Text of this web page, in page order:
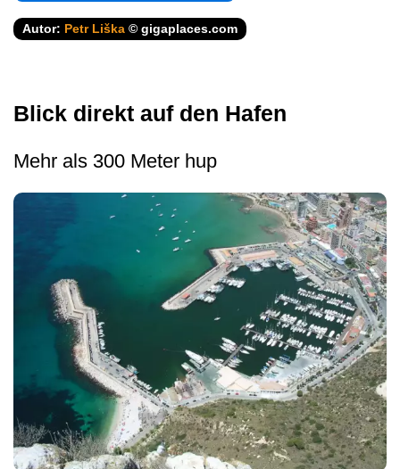
Autor: Petr Liška © gigaplaces.com
Blick direkt auf den Hafen
Mehr als 300 Meter hup